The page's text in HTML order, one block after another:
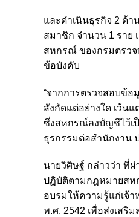
และดำเนินธุรกิจ 2 ด้า
สมาชิก จำนวน 1 ราย
สหกรณ์ ของกรมตรว
ข้อบังคับ
“จากการตรวจสอบข้
สังกัดแต่อย่างใด เว้น
ซึ่งสหกรณ์ลงบัญชีไว้เ
ธุรกรรมต่อสำนักงาน
นายวิศิษฐ์ กล่าวว่า ที่
ปฏิบัติตามกฎหมายสห
อบรมให้ความรู้แก่เจ้
พ.ศ. 2542 เพื่อส่งเส